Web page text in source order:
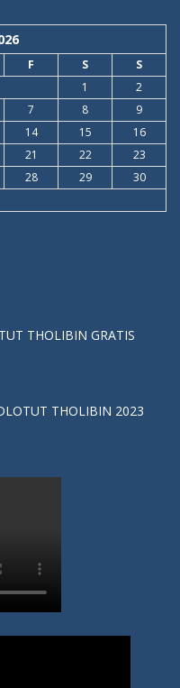
F S
S
1
2
7 8
9
14 15
16
21 22
23
28 29
30
THOLIBIN GRATIS
THOLIBIN 2023